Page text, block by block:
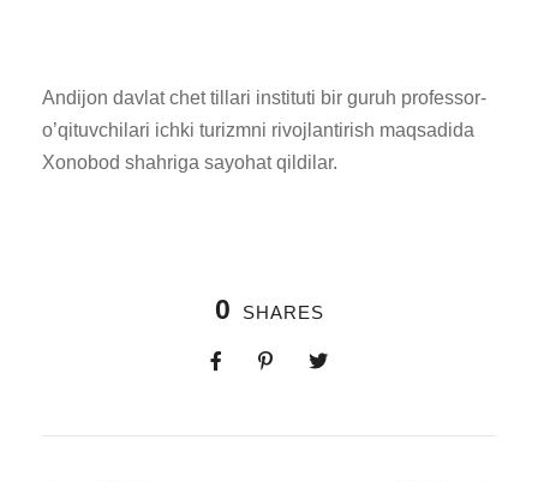
Andijon davlat chet tillari instituti bir guruh professor-
o’qituvchilari ichki turizmni rivojlantirish maqsadida
Xonobod shahriga sayohat qildilar.
0 SHARES